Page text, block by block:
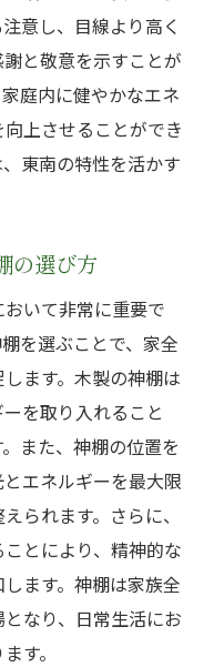
意し、目線より高く
と敬意を示すことが
庭内に健やかなエネ
上させることができ
東南の特性を活かす
の選び方
いて非常に重要で
を選ぶことで、家全
ます。木製の神棚は
を取り入れること
また、神棚の位置を
エネルギーを最大限
られます。さらに、
とにより、精神的な
ます。神棚は家族全
なり、日常生活にお
す。